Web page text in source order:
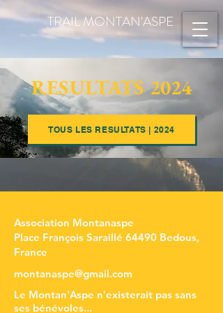
TRAIL MONTAN'ASPE
RESULTATS 2024
TOUS LES RESULTATS | 2024
Association Montanaspe
Place François Saraillé 64490 Bedous,
France
montanaspe@gmail.com
Le Montan'Aspe n'existerait pas sans
ses bénévoles...